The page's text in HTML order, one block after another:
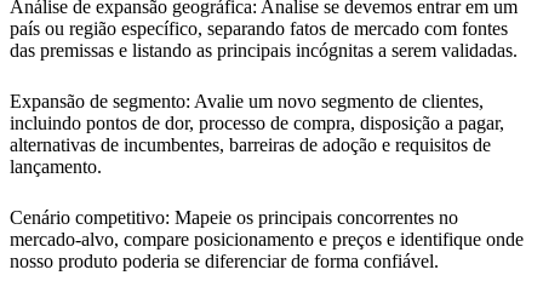
Análise de expansão geográfica: Analise se devemos entrar em um
país ou região específico, separando fatos de mercado com fontes
das premissas e listando as principais incógnitas a serem validadas.
Expansão de segmento: Avalie um novo segmento de clientes,
incluindo pontos de dor, processo de compra, disposição a pagar,
alternativas de incumbentes, barreiras de adoção e requisitos de
lançamento.
Cenário competitivo: Mapeie os principais concorrentes no
mercado-alvo, compare posicionamento e preços e identifique onde
nosso produto poderia se diferenciar de forma confiável.